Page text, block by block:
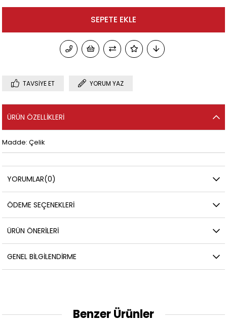
TAVSIYE ET YORUM YAZ
ÜRÜN ÖZELLIKLERI
Madde: Çelik
YORUMLAR(0)
ÖDEME SEÇENEKLERI
ÜRÜN ÖNERILERI
GENEL BILGILENDIRME
Benzer Ürünler